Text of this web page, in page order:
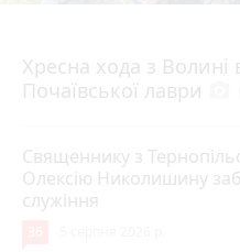
Хресна хода з Волині
Почаївської лаври
Священнику з
Олексію Николишину
служіння